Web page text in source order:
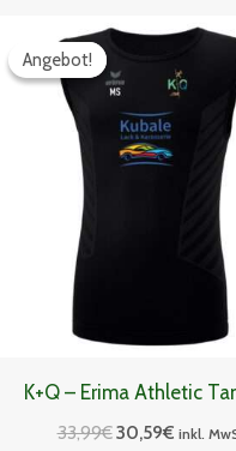
Angebot!
Angebot!
K+Q – Erima Athletic
33,99€
Ursprünglicher
war:
33,99€
30,59€
Aktueller
ist:
30,59€.
inkl.